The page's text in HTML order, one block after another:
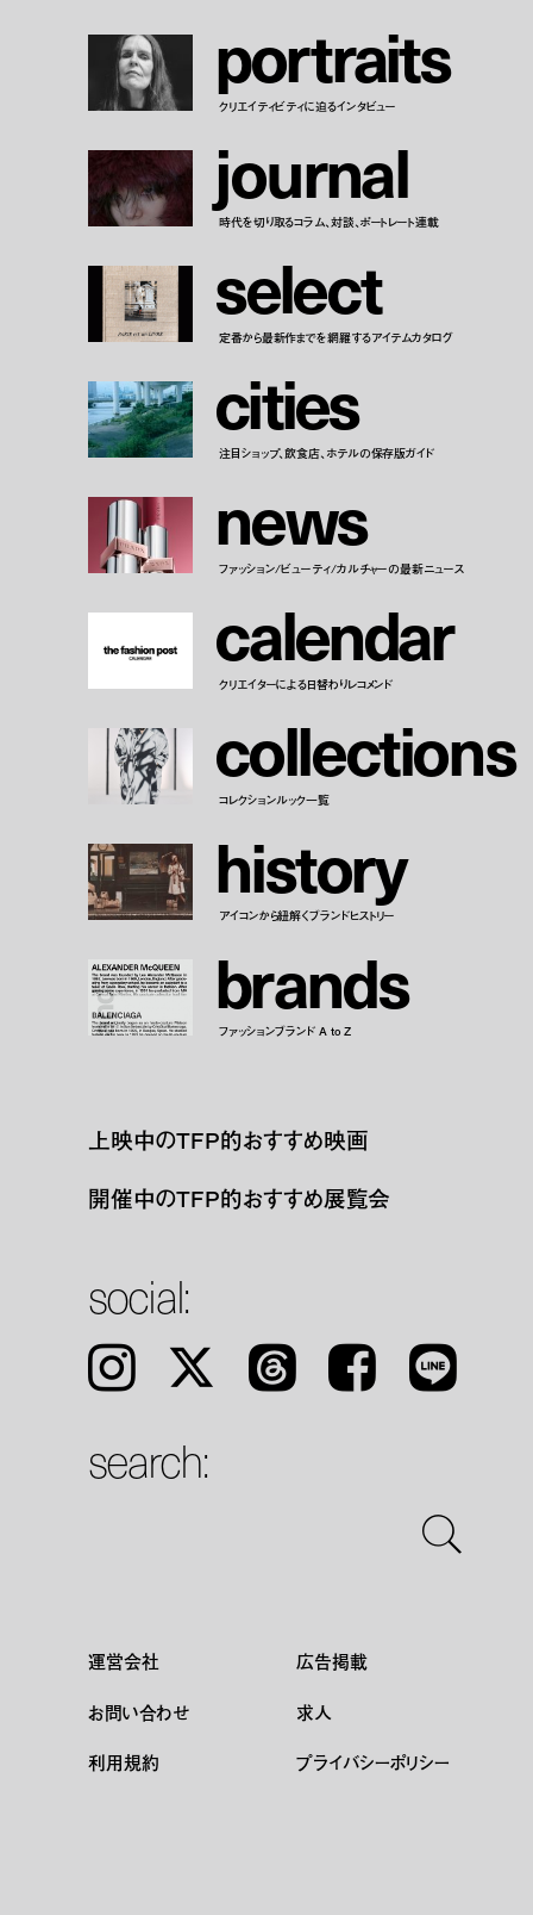
portraits
クリエイティビティに迫るインタビュー
journal
時代を切り取るコラム、対談、ポートレート連載
select
定番から最新作までを網羅するアイテムカタログ
cities
注目ショップ、飲食店、ホテルの保存版ガイド
news
ファッション/ビューティ/カルチャーの最新ニュース
calendar
クリエイターによる日替わりレコメンド
collections
コレクションルック一覧
history
アイコンから紐解くブランドヒストリー
brands
ファッションブランド A to Z
上映中のTFP的おすすめ映画
開催中のTFP的おすすめ展覧会
social:
Instagram 𝕏 Threads Facebook LINE
search:
運営会社
広告掲載
お問い合わせ
求人
利用規約 プライバシーポリシー